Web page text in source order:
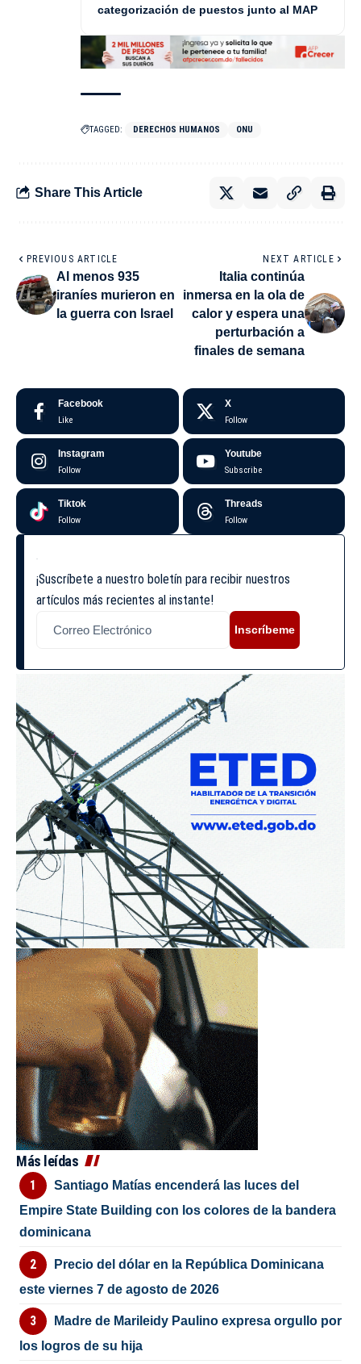
categorización de puestos junto al MAP
TAGGED: DERECHOS HUMANOS ONU
Share This Article
PREVIOUS ARTICLE
Al menos 935
iraníes murieron en
la guerra con Israel
NEXT ARTICLE
Italia continúa
inmersa en la ola de
calor y espera una
perturbación a
finales de semana
Facebook
Like
X
Follow
Instagram
Follow
Youtube
Subscribe
Tiktok
Follow
Threads
Follow
¡Suscríbete a nuestro boletín para recibir nuestros
artículos más recientes al instante!
Inscríbeme
Más leídas
Santiago Matías encenderá las luces del
Empire State Building con los colores de la bandera
dominicana
Precio del dólar en la República Dominicana
este viernes 7 de agosto de 2026
Madre de Marileidy Paulino expresa orgullo por
los logros de su hija